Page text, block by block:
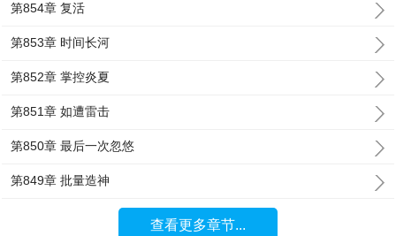
第854章 复活
第853章 时间长河
第852章 掌控炎夏
第851章 如遭雷击
第850章 最后一次忽悠
第849章 批量造神
查看更多章节...